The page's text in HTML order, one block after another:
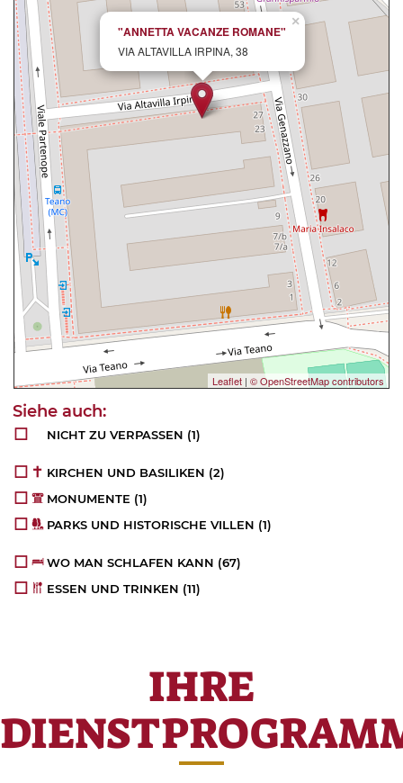
×
"ANNETTA VACANZE ROMANE"
VIA ALTAVILLA IRPINA, 38
Leaflet | © OpenStreetMap contributors
NICHT ZU VERPASSEN (1)
KIRCHEN UND BASILIKEN (2)
MONUMENTE (1)
PARKS UND HISTORISCHE VILLEN (1)
WO MAN SCHLAFEN KANN (67)
ESSEN UND TRINKEN (11)
IHRE